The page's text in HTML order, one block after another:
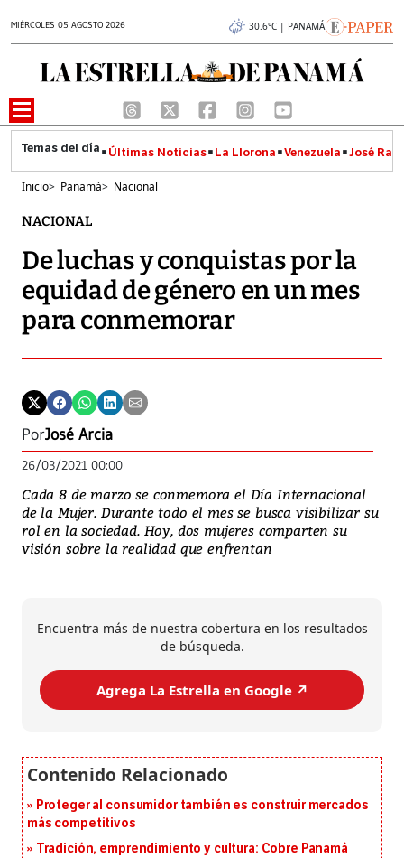
MIÉRCOLES 05 AGOSTO 2026 30.6°C | PANAMÁ
Últimas Noticias La Llorona Venezuela José
Inicio> Panamá> Nacional
NACIONAL
De luchas y conquistas por la
equidad de género en un mes
para conmemorar
PorJosé Arcia
26/03/2021 00:00
Cada 8 de marzo se conmemora el Día Internacional
de la Mujer. Durante todo el mes se busca visibilizar su
rol en la sociedad. Hoy, dos mujeres comparten su
visión sobre la realidad que enfrentan
Encuentra más de nuestra cobertura en los resultados
de búsqueda.
Agrega La Estrella en Google ↗️
Proteger al consumidor también es construir mercados
más competitivos
Tradición, emprendimiento y cultura: Cobre Panamá